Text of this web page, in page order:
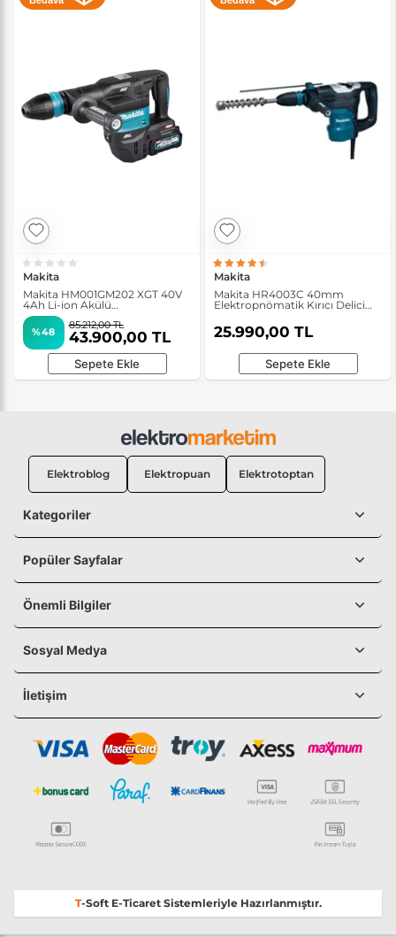
Makita
Makita HM001GM202 XGT 40V
4Ah Li-ion Akülü
Elektropnömatik Kırıcı
%48
85.212,00 TL
43.900,00 TL
Sepete Ekle
Makita
Makita HR4003C 40mm
Elektropnömatik Kırıcı Delici
25.990,00 TL
Sepete Ekle
Elektroblog Elektropuan Elektrotoptan
Kategoriler
Popüler Sayfalar
Önemli Bilgiler
Sosyal Medya
İletişim
T-Soft E-TicaretSistemleriyle Hazırlanmıştır.